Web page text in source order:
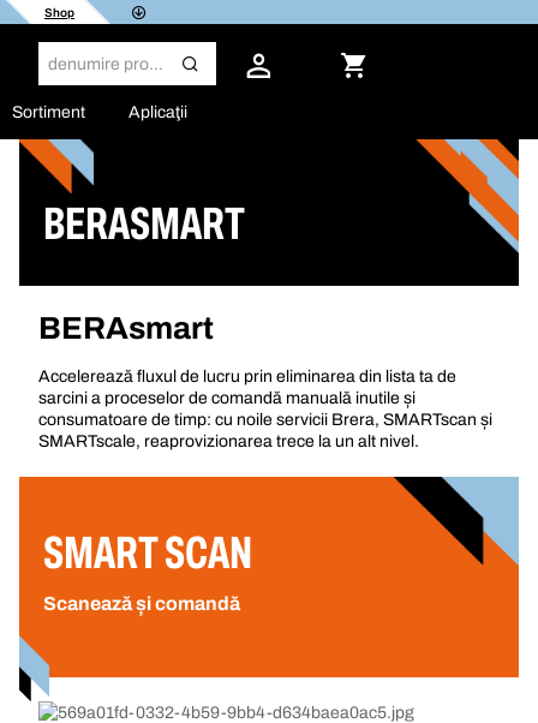
Shop
Sortiment Aplicaţii
BERASMART
BERAsmart
Accelerează fluxul de lucru prin eliminarea din lista ta de
sarcini a proceselor de comandă manuală inutile și
consumatoare de timp: cu noile servicii Brera, SMARTscan și
SMARTscale, reaprovizionarea trece la un alt nivel.
SMART SCAN
Scanează și comandă